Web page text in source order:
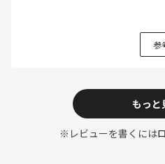
参
もっと
※レビューを書くには